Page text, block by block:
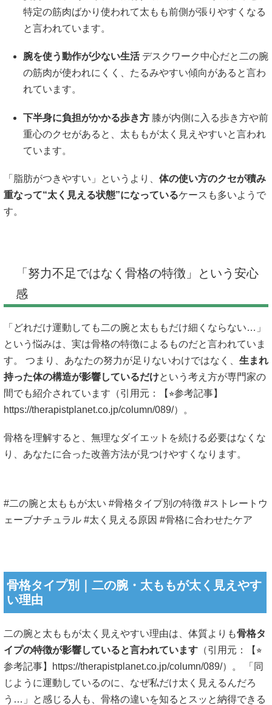
特定の筋肉ばかり使われて太もも前側が張りやすくなる
と言われています。
腕を使う動作が少ない生活デスクワーク中心だと二の腕
の筋肉が使われにくく、たるみやすい傾向があると言わ
れています。
下半身に負担がかかる歩き方 膝が内側に入る歩き方や前
重心のクセがあると、太ももが太く見えやすいと言われ
ています。
「脂肪がつきやすい」というより、 体の使い方のクセが積み
重なって“太く見える状態”になっているケースも多いようで
す。
「努力不足ではなく骨格の特徴」という安心
感
「どれだけ運動しても二の腕と太ももだけ細くならない…」
という悩みは、実は骨格の特徴によるものだと言われていま
す。 つまり、あなたの努力が足りないわけではなく、 生まれ
持った体の構造が影響しているだけという考え方が専門家の
間でも紹介されています（引用元：【⭐︎参考記事】
https://therapistplanet.co.jp/column/089/）。
骨格を理解すると、無理なダイエットを続ける必要はなくな
り、あなたに合った改善方法が見つけやすくなります。
#二の腕と太ももが太い #骨格タイプ別の特徴 #ストレートウ
ェーブナチュラル #太く見える原因 #骨格に合わせたケア
骨格タイプ別｜二の腕・太ももが太く見えやす
い理由
二の腕と太ももが太く見えやすい理由は、体質よりも骨格タ
イプの特徴が影響していると言われています （引用元：【⭐︎
参考記事】https://therapistplanet.co.jp/column/089/）。 「同
じように運動しているのに、なぜ私だけ太く見えるんだろ
う…」と感じる人も、骨格の違いを知るとスッと納得できる